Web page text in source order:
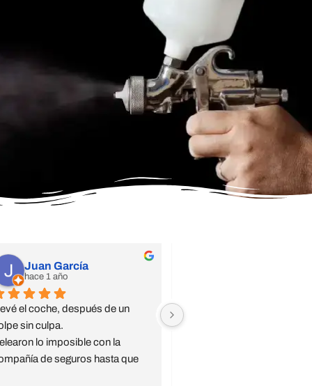
Juan García
hace 1 año
el coche, después de un
sin culpa.
lo imposible con la
de seguros hasta que
Confianza ciega, trato